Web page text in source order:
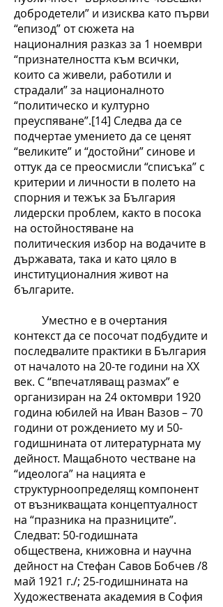
добродетели” и изисква като първи
“епизод” от сюжета на
националния разказ за 1 ноември
“признателността към всички,
които са живели, работили и
страдали” за националното
“политическо и културно
преуспяване”.[14] Следва да се
подчертае умението да се ценят
“великите” и “достойни” синове и
оттук да се преосмисли “списъка” с
критерии и личности в полето на
спорния и тежък за България
лидерски проблем, както в посока
на остойностяване на
политическия избор на водачите в
държавата, така и като цяло в
институционалния живот на
българите.
Уместно е в очертания
контекст да се посочат подбудите и
последвалите практики в България
от началото на 20-те години на ХХ
век. С “впечатляващ размах” е
организиран на 24 октомври 1920
година юбилей на Иван Вазов – 70
години от рождението му и 50-
годишнината от литературната му
дейност. Мащабното честване на
“идеолога” на нацията е
структурноопределящ компонент
от възникващата концептуалност
на “празника на празниците”.
Следват: 50-годишната
обществена, книжовна и научна
дейност на Стефан Савов Бобчев /8
май 1921 г./; 25-годишнината на
Художествената академия в София